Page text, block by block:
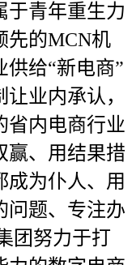
于青年重生力
先的MCN机
给“新电商”
业内承认，
省内电商行业
赢、用结果措
成为仆人、用
问题、专注办
团努力于打